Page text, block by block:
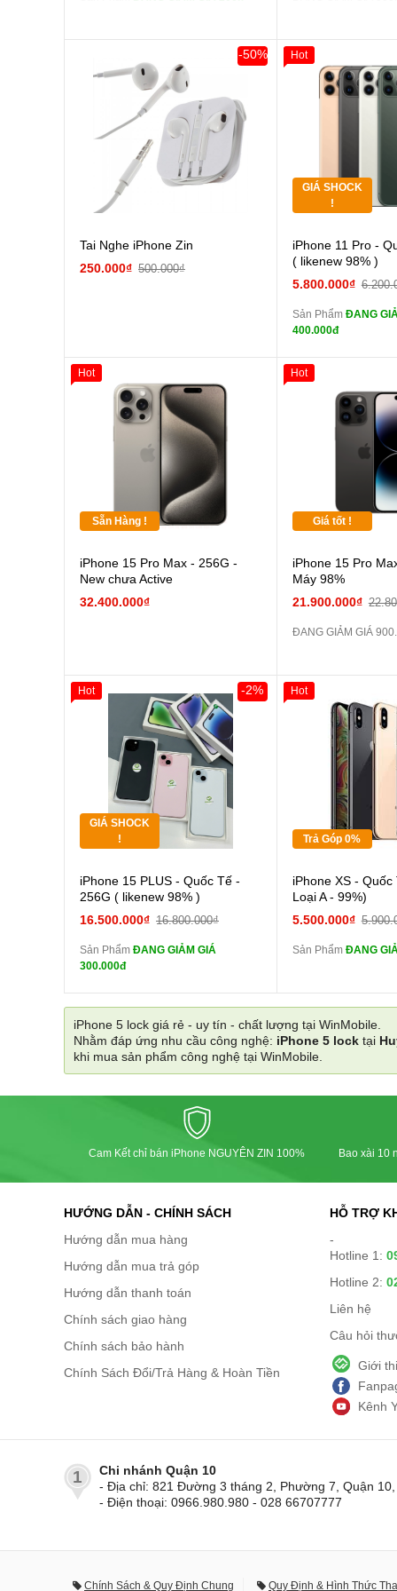
Pin dự phòng và
các Phụ Kiện Khác
Tai Nghe iPhone Zin
250.000₫ 500.000₫
-50%
GIÁ SHOCK
!
Giảm 100.000đ
Thân Thiết
màn
tai
Pin
các Phụ Kiện Khác
iPhone 11 Pro -
( likenew 98% )
5.800.000₫
Sản Phẩm ĐANG
400.000đ
Hot
Sẵn Hàng !
iPhone 15 Pro Max - 256G -
New chưa Active
32.400.000₫
Hot
Giá tốt !
iPhone 15 Pro
Máy 98%
21.900.000₫
ĐANG GIẢM GIÁ
Hot
GIÁ SHOCK
!
Giảm 100.000đ
Khách Hàng
Tặng
Cường lực 10D full
màn
tai nghe iPhone 6S
Pin dự phòng và
các Phụ Kiện Khác
iPhone 15 PLUS - Quốc Tế -
256G ( likenew 98% )
16.500.000₫ 16.800.000₫
-2%
Sản Phẩm ĐANG GIẢM GIÁ
300.000đ
Hot
Trả Góp 0%
Giảm 100.000đ
Thân Thiết
Tặng
Tặng
màn
tai
iPhone XS -
Loại A - 99%)
5.500.000₫
Sản Phẩm ĐANG
Hot
iPhone 5 lock giá rẻ - uy tín - chất lượng tại WinMobile.
Nhằm đáp ứng nhu cầu công nghệ: iPhone 5 lock tại
khi mua sản phẩm công nghệ tại WinMobile.
Cam Kết chỉ bán iPhone NGUYÊN ZIN 100%
Bao xài 10
HƯỚNG DẪN - CHÍNH SÁCH
Hướng dẫn mua hàng
Hướng dẫn mua trả góp
Hướng dẫn thanh toán
Chính sách giao hàng
Chính sách bảo hành
Chính Sách Đổi/Trả Hàng & Hoàn Tiền
HỖ TRỢ
-
Hotline 1:
Hotline 2:
Liên hệ
Câu hỏi
Giới
Kênh
1
Chi nhánh Quận 10
- Địa chỉ: 821 Đường 3 tháng 2, Phường 7, Quận 10,
- Điện thoại: 0966.980.980 - 028 66707777
Chính Sách & Quy Định Chung Quy Định & Hình Thức